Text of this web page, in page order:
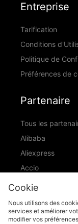
Entreprise
Tarification
Conditions
Politique de
Préférences de
Partenaire
Tous les
Alibaba
Aliexpress
Accio
ID Ranking
Cookie
Nous utilisons des
services et améliorer
modifier vos